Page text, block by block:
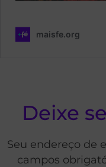
Deixe
Seu endereço de
campos